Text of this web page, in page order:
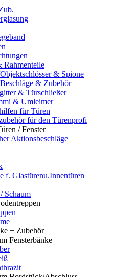
Rahmenteile
& Spione
& Zubehör
& Türschließer
& Umleimer
für Türen
für den Türenprofi
/ Fenster
Aktionsbeschläge
f. Glastürenu.Innentüren
Schaum
+ Zubehör
Fensterbänke